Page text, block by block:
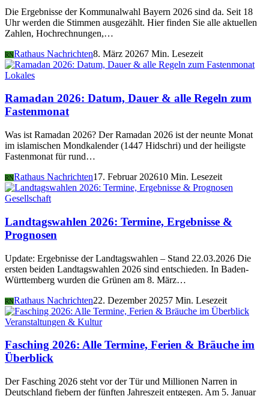
Die Ergebnisse der Kommunalwahl Bayern 2026 sind da. Seit 18
Uhr werden die Stimmen ausgezählt. Hier finden Sie alle aktuellen
Zahlen, Hochrechnungen,…
RNRathaus Nachrichten8. März 20267 Min. Lesezeit
Lokales
Ramadan 2026: Datum, Dauer & alle Regeln zum
Fastenmonat
Was ist Ramadan 2026? Der Ramadan 2026 ist der neunte Monat
im islamischen Mondkalender (1447 Hidschri) und der heiligste
Fastenmonat für rund…
RNRathaus Nachrichten17. Februar 202610 Min. Lesezeit
Gesellschaft
Landtagswahlen 2026: Termine, Ergebnisse &
Prognosen
Update: Ergebnisse der Landtagswahlen – Stand 22.03.2026 Die
ersten beiden Landtagswahlen 2026 sind entschieden. In Baden-
Württemberg wurden die Grünen am 8. März…
RNRathaus Nachrichten22. Dezember 20257 Min. Lesezeit
Veranstaltungen & Kultur
Fasching 2026: Alle Termine, Ferien & Bräuche im
Überblick
Der Fasching 2026 steht vor der Tür und Millionen Narren in
Deutschland fiebern der fünften Jahreszeit entgegen. Am 5. Januar